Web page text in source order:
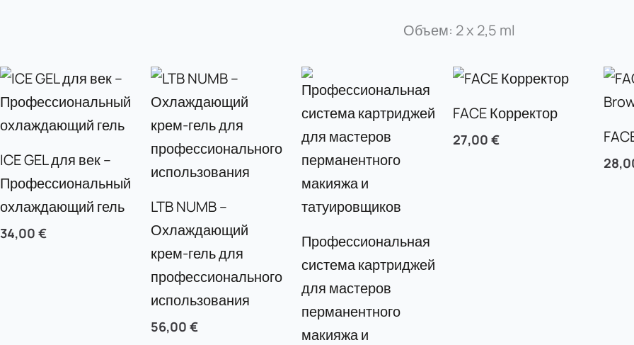
Объем: 2 x 2,5 ml
ICE GEL для век –
Профессиональный
охлаждающий гель
34,00 €
LTB NUMB –
Охлаждающий
крем-гель для
профессионального
использования
56,00€
Профессиональная
система картриджей
для мастеров
перманентного
макияжа и
FACE Корректор
27,00 €